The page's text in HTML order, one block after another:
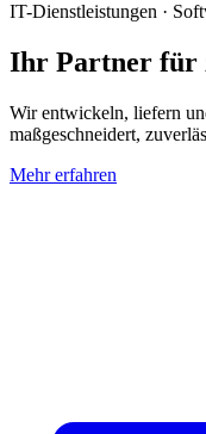
IT-Dienstleistungen ·
Ihr Partner für
Wir entwickeln, liefern
maßgeschneidert,
Mehr erfahren